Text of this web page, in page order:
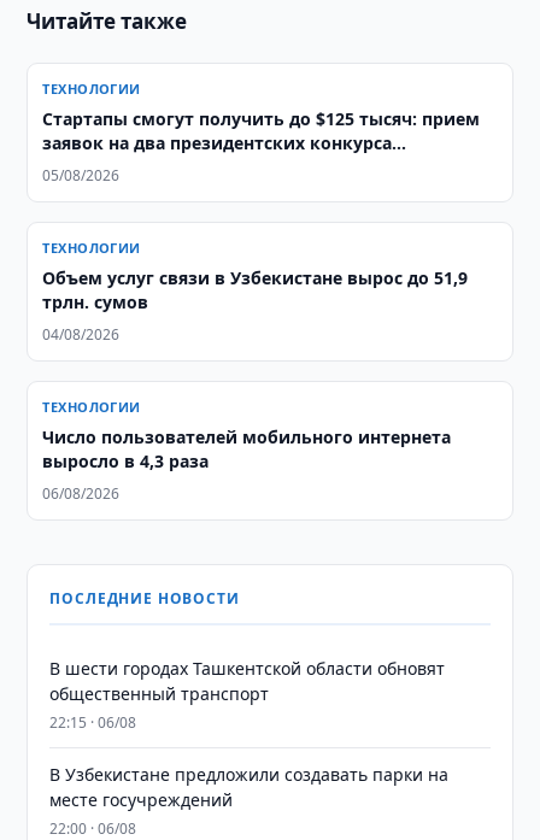
Читайте также
ТЕХНОЛОГИИ
Стартапы смогут получить до $125 тысяч: прием
заявок на два президентских конкурса
продолжается
05/08/2026
ТЕХНОЛОГИИ
Объем услуг связи в Узбекистане вырос до 51,9
трлн. сумов
04/08/2026
ТЕХНОЛОГИИ
Число пользователей мобильного интернета
выросло в 4,3 раза
06/08/2026
ПОСЛЕДНИЕ НОВОСТИ
В шести городах Ташкентской области обновят
общественный транспорт
22:15 · 06/08
В Узбекистане предложили создавать парки на
месте госучреждений
22:00 · 06/08